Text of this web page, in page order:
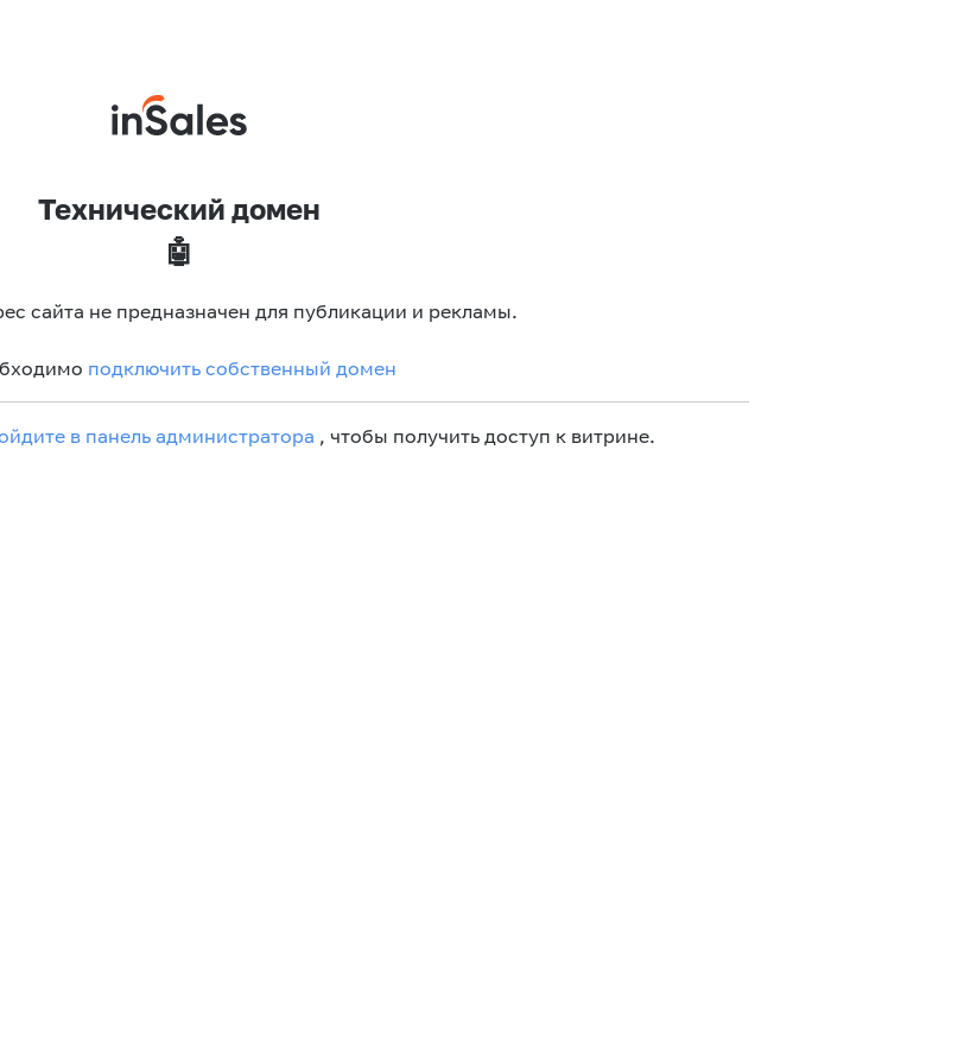
Технический домен
🤖
сайта не предназначен для публикации и рекламы.
подключить собственный домен
в панель администратора , чтобы получить доступ к витрине.